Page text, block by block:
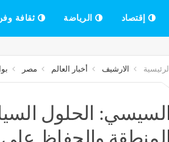
إقتصاد الرياضة ثقافة
الرئيسية الارشيف أخبار العالم مصر
السيسي: الحلول